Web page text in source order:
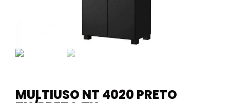
MULTIUSO NT 4020 PRETO